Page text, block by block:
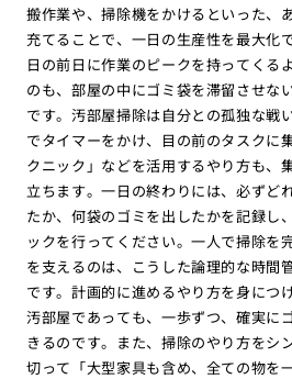
搬作業や、掃除機をかけるといった、
充てることで、一日の生産性を最大化
日の前日に作業のピークを持ってくる
のも、部屋の中にゴミ袋を滞留させな
です。汚部屋掃除は自分との孤独な戦
でタイマーをかけ、目の前のタスクに
クニック」などを活用するやり方も、
立ちます。一日の終わりには、必ずど
たか、何袋のゴミを出したかを記録し
ックを行ってください。一人で掃除を
を支えるのは、こうした論理的な時間
です。計画的に進めるやり方を身につ
汚部屋であっても、一歩ずつ、確実に
きるのです。また、掃除のやり方をシ
切って「大型家具も含め、全ての物を